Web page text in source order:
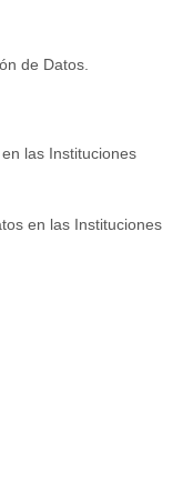
de Datos.
las Instituciones
en las Instituciones